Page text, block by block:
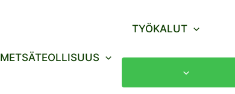
METSÄTEOLLISUUS
TYÖKALUT